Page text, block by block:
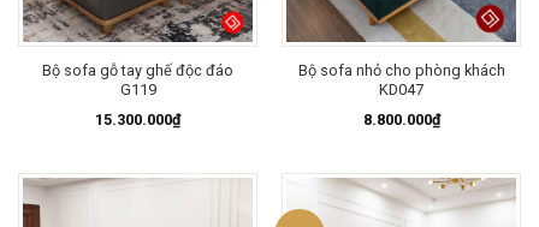
Bộ sofa gỗ tay ghế độc đáo
G119
15.300.000₫
Bộ sofa nhỏ cho phòng khách
KD047
8.800.000₫